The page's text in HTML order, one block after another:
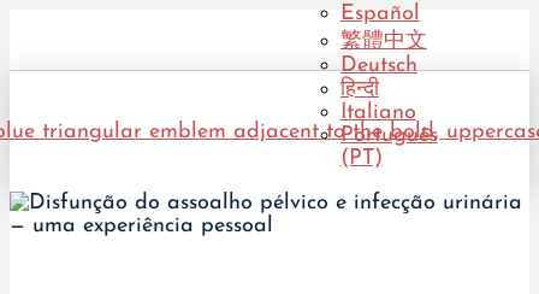
Español
繁體中文
Deutsch
हिन्दी
Italiano
Português
(PT)